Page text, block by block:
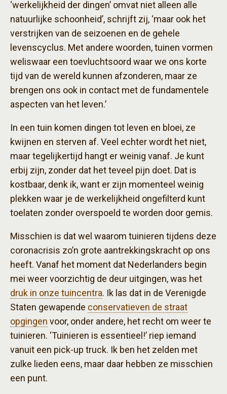
‘werkelijkheid der dingen’ omvat niet alleen alle
natuurlijke schoonheid’, schrijft zij, ‘maar ook het
verstrijken van de seizoenen en de gehele
levenscyclus. Met andere woorden, tuinen vormen
weliswaar een toevluchtsoord waar we ons korte
tijd van de wereld kunnen afzonderen, maar ze
brengen ons ook in contact met de fundamentele
aspecten van het leven.’
In een tuin komen dingen tot leven en bloei, ze
kwijnen en sterven af. Veel echter wordt het niet,
maar tegelijkertijd hangt er weinig vanaf. Je kunt
erbij zijn, zonder dat het teveel pijn doet. Dat is
kostbaar, denk ik, want er zijn momenteel weinig
plekken waar je de werkelijkheid ongefilterd kunt
toelaten zonder overspoeld te worden door gemis.
Misschien is dat wel waarom tuinieren tijdens deze
coronacrisis zo’n grote aantrekkingskracht op ons
heeft. Vanaf het moment dat Nederlanders begin
mei weer voorzichtig de deur uitgingen, was het
druk in onze tuincentra. Ik las dat in de Verenigde
Staten gewapende conservatieven de straat
opgingen voor, onder andere, het recht om weer te
tuinieren. ‘Tuinieren is essentieel!’ riep iemand
vanuit een pick-up truck. Ik ben het zelden met
zulke lieden eens, maar daar hebben ze misschien
een punt.